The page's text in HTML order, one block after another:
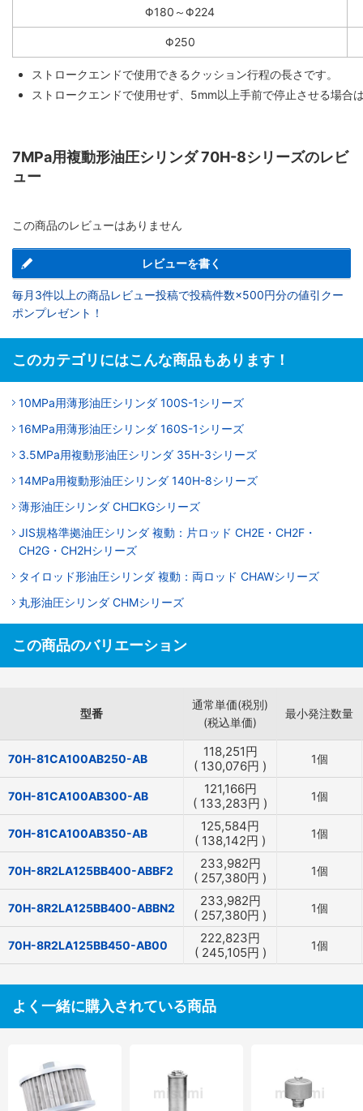
Φ180～Φ224
Φ250
ストロークエンドで使用できるクッション行程の長さです。
ストロークエンドで使用せず、5mm以上手前で停止させる場合
7MPa用複動形油圧シリンダ 70H-8シリーズのレビ
ュー
この商品のレビューはありません
レビューを書く
毎月3件以上の商品レビュー投稿で投稿件数×500円分の値引クー
ポンプレゼント！
このカテゴリにはこんな商品もあります！
10MPa用薄形油圧シリンダ 100S-1シリーズ
16MPa用薄形油圧シリンダ 160S-1シリーズ
3.5MPa用複動形油圧シリンダ 35H-3シリーズ
14MPa用複動形油圧シリンダ 140H-8シリーズ
薄形油圧シリンダ CH□KGシリーズ
JIS規格準拠油圧シリンダ 複動：片ロッド CH2E・CH2F・
CH2G・CH2Hシリーズ
タイロッド形油圧シリンダ 複動：両ロッド CHAWシリーズ
丸形油圧シリンダ CHMシリーズ
この商品のバリエーション
型番
通常単価(税別)
(税込単価)
最小発注数量
70H-81CA100AB250-AB 118,251円
( 130,076円 ) 1個
70H-81CA100AB300-AB 121,166円
( 133,283円 ) 1個
70H-81CA100AB350-AB 125,584円
( 138,142円 ) 1個
70H-8R2LA125BB400-ABBF2 233,982円
( 257,380円 ) 1個
70H-8R2LA125BB400-ABBN2 233,982円
( 257,380円 ) 1個
70H-8R2LA125BB450-AB00 222,823円
( 245,105円 ) 1個
よく一緒に購入されている商品